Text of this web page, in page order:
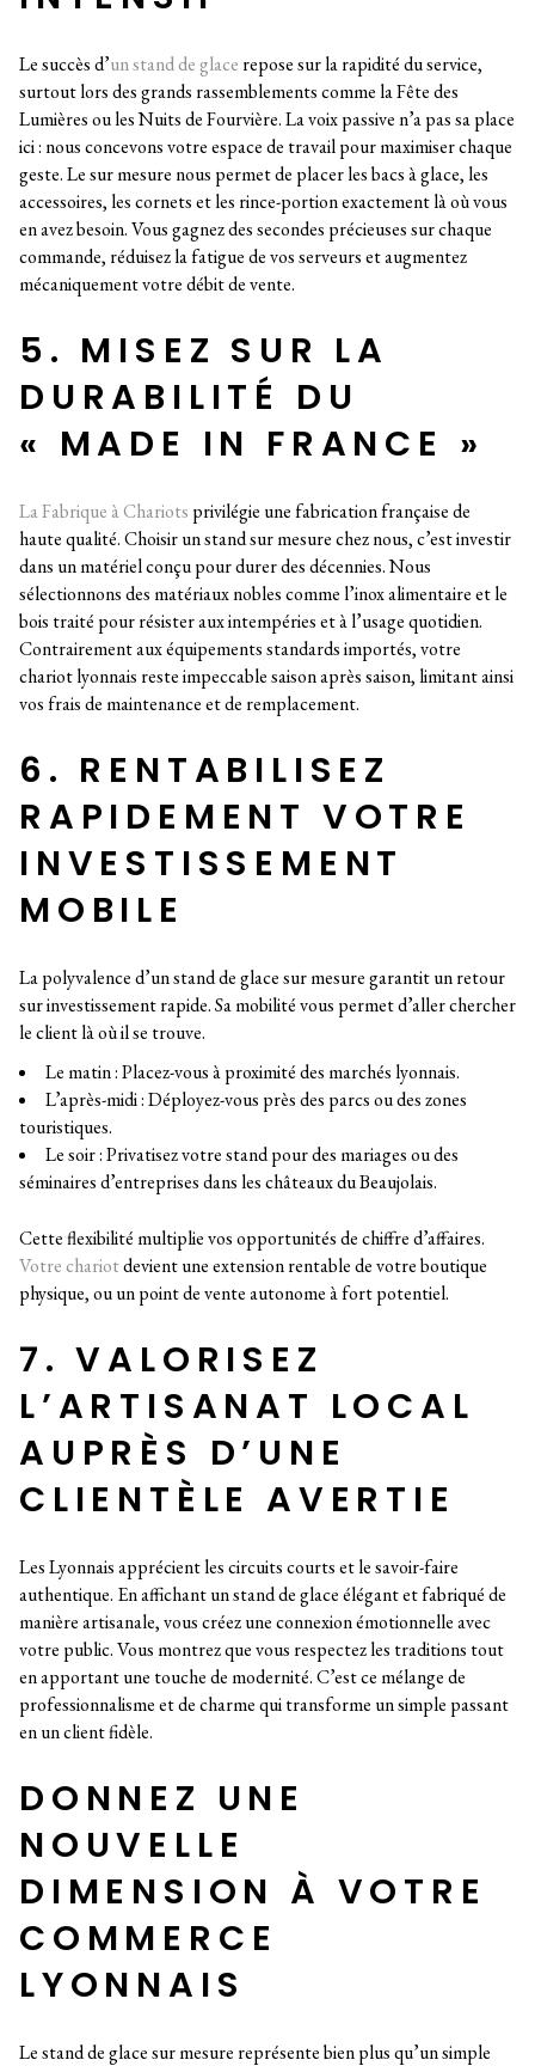
Le succès d’un stand de glace repose sur la rapidité du service,
surtout lors des grands rassemblements comme la Fête des
Lumières ou les Nuits de Fourvière. La voix passive n’a pas sa place
ici : nous concevons votre espace de travail pour maximiser chaque
geste. Le sur mesure nous permet de placer les bacs à glace, les
accessoires, les cornets et les rince-portion exactement là où vous
en avez besoin. Vous gagnez des secondes précieuses sur chaque
commande, réduisez la fatigue de vos serveurs et augmentez
mécaniquement votre débit de vente.
5. MISEZ SUR LA
DURABILITÉ DU
« MADE IN FRANCE »
La Fabrique à Chariots privilégie une fabrication française de
haute qualité. Choisir un stand sur mesure chez nous, c’est investir
dans un matériel conçu pour durer des décennies. Nous
sélectionnons des matériaux nobles comme l’inox alimentaire et le
bois traité pour résister aux intempéries et à l’usage quotidien.
Contrairement aux équipements standards importés, votre
chariot lyonnais reste impeccable saison après saison, limitant ainsi
vos frais de maintenance et de remplacement.
6. RENTABILISEZ
RAPIDEMENT VOTRE
INVESTISSEMENT
MOBILE
La polyvalence d’un stand de glace sur mesure garantit un retour
sur investissement rapide. Sa mobilité vous permet d’aller chercher
le client là où il se trouve.
Le matin : Placez-vous à proximité des marchés lyonnais.
L’après-midi : Déployez-vous près des parcs ou des zones
touristiques.
Le soir : Privatisez votre stand pour des mariages ou des
séminaires d’entreprises dans les châteaux du Beaujolais.
Cette flexibilité multiplie vos opportunités de chiffre d’affaires.
Votre chariotdevient une extension rentable de votre boutique
physique, ou un point de vente autonome à fort potentiel.
7. VALORISEZ
L’ARTISANAT LOCAL
AUPRÈS D’UNE
CLIENTÈLE AVERTIE
Les Lyonnais apprécient les circuits courts et le savoir-faire
authentique. En affichant un stand de glace élégant et fabriqué de
manière artisanale, vous créez une connexion émotionnelle avec
votre public. Vous montrez que vous respectez les traditions tout
en apportant une touche de modernité. C’est ce mélange de
professionnalisme et de charme qui transforme un simple passant
en un client fidèle.
DONNEZ UNE
NOUVELLE
DIMENSION À VOTRE
COMMERCE
LYONNAIS
Le stand de glace sur mesure représente bien plus qu’un simple